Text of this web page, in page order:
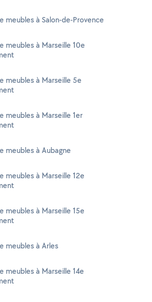
meubles à Salon-de-Provence
meubles à Marseille 10e
meubles à Marseille 5e
meubles à Marseille 1er
meubles à Aubagne
meubles à Marseille 12e
meubles à Marseille 15e
meubles à Arles
meubles à Marseille 14e